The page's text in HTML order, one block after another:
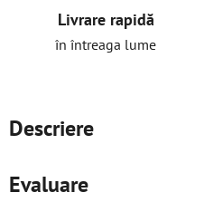
Livrare rapidă
în întreaga lume
Descriere
Evaluare